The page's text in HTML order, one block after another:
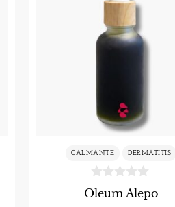
CALMANTE DERMATITIS
Oleum Alepo